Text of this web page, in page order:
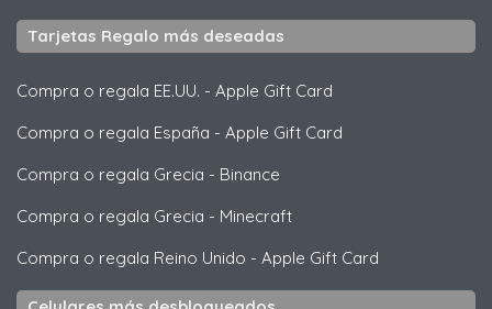
Tarjetas Regalo más deseadas
Compra o regala EE.UU. - Apple Gift Card
Compra o regala España - Apple Gift Card
Compra o regala Grecia - Binance
Compra o regala Grecia - Minecraft
Compra o regala Reino Unido - Apple Gift Card